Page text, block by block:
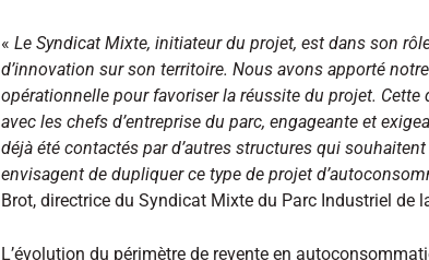
« Le Syndicat Mixte, initiateur du projet, est dans son
d’innovation sur son territoire. Nous avons apporté
opérationnelle pour favoriser la réussite du projet.
avec les chefs d’entreprise du parc, engageante et
déjà été contactés par d’autres structures qui
envisagent de dupliquer ce type de projet
Brot, directrice du Syndicat Mixte du Parc Industriel de
L’évolution du périmètre de revente en